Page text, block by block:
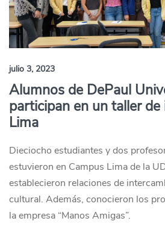
julio 3, 2023
Alumnos de DePaul
participan en un taller
Lima
Dieciocho estudiantes y dos
estuvieron en Campus Lima de la
establecieron relaciones de
cultural. Además, conocieron los
la empresa “Manos Amigas”.